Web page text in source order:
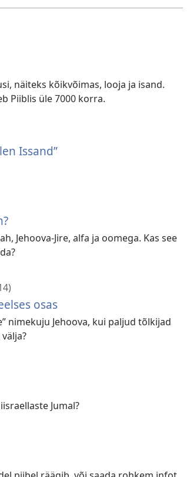
näiteks kõikvõimas, looja ja isand.
Piiblis üle 7000 korra.
Issand”
Jehoova-Jire, alfa ja oomega. Kas see
osas
nimekuju Jehoova, kui paljud tõlkijad
Jumal?